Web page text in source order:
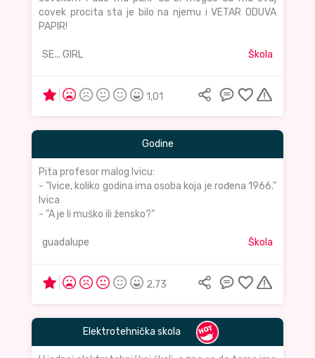
covek procita sta je bilo na njemu i VETAR ODUVA
PAPIR!
SE... GIRL Škola
1,01
Godine
Pita profesor malog Ivicu:
- "Ivice, koliko godina ima osoba koja je rođena 1966."
Ivica
- "A je li muško ili žensko?"
guadalupe Škola
2,73
Elektrotehnička skola